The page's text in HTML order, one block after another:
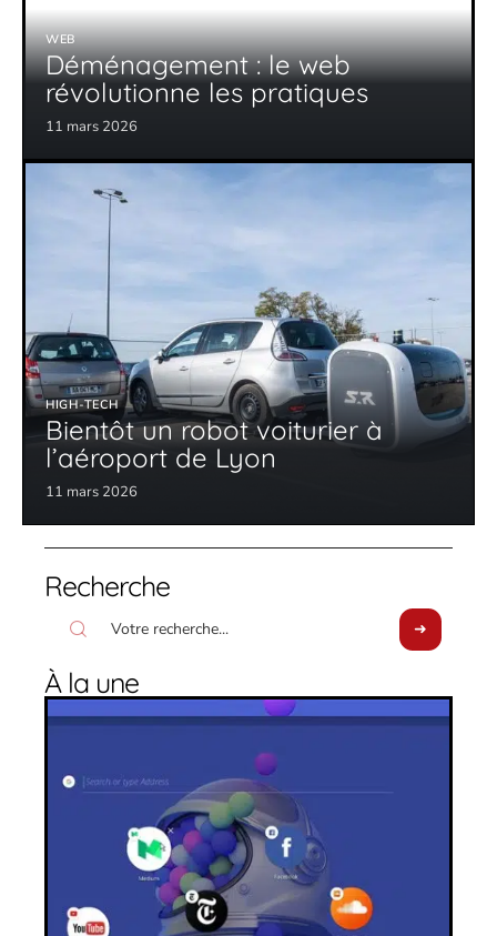
WEB
Déménagement : le web
révolutionne les pratiques
11 mars 2026
HIGH-TECH
Bientôt un robot voiturier à
l’aéroport de Lyon
11 mars 2026
Recherche
À la une